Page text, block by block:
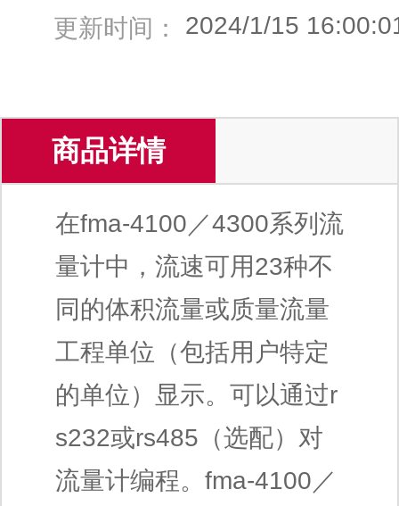
更新时间： 2024/1/15
商品详情
在fma-4100／4300系列流
量计中，流速可用23种不
同的体积流量或质量流量
工程单位（包括用户特定
的单位）显示。可以通过r
s232或rs485（选配）对
流量计编程。fma-4100／